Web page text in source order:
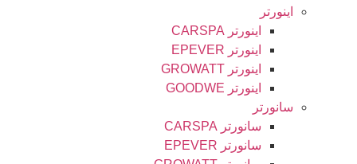
اینورتر
اینورتر CARSPA
اینورتر EPEVER
اینورتر GROWATT
اینورتر GOODWE
سانورتر
سانورتر CARSPA
سانورتر EPEVER